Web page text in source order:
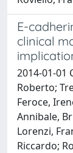
E-
clinical
2014-01-01
Roberto;
Feroce,
Annibale,
Lorenzi,
Riccardo;